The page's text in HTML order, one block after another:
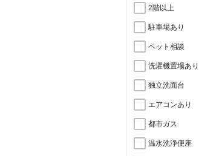
2階以上
駐車場あり
ペット相談
洗濯機置場あり
独立洗面台
エアコンあり
都市ガス
温水洗浄便座